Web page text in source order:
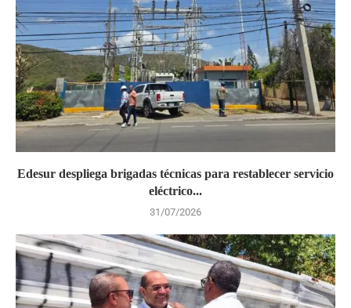
Edesur despliega brigadas técnicas para restablecer servicio
eléctrico...
31/07/2026